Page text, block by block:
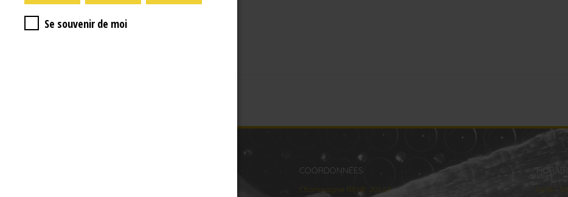
COORDONNÉES
Champagne RENE JOLLY
lundi :
Se souvenir de moi